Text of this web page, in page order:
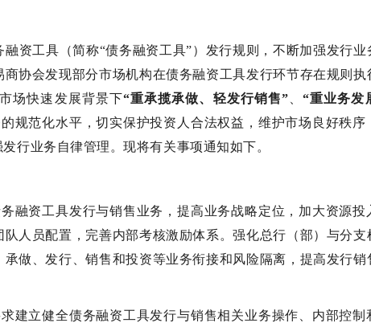
资工具（简称“债务融资工具”）发行规则，不断加强发行业
协会发现部分市场机构在债务融资工具发行环节存在规则执
场快速发展背景下“重承揽承做、轻发行销售” 、“重业务发
规范化水平，切实保护投资人合法权益，维护市场良好秩序
行业务自律管理。现将有关事项通知如下。
融资工具发行与销售业务，提高业务战略定位，加大资源投
人员配置，完善内部考核激励体系。强化总行（部）与分支
做、发行、销售和投资等业务衔接和风险隔离，提高发行销
建立健全债务融资工具发行与销售相关业务操作、内部控制